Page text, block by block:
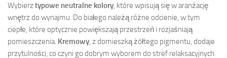
Wybierztypowe neutralne kolory , które wpisują się w aranżację
wnętrz do wynajmu. Do białego należą różne odcienie, w tym
ciepłe, które optycznie powiększają przestrzeń i rozjaśniają
pomieszczenia. Kremowy , z domieszką żółtego pigmentu, dodaje
przytulności, co czyni go dobrym wyborem do stref relaksacyjnych.